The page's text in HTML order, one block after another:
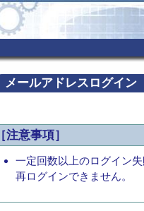
メールアドレスログイン
［注意事項］
一定回数以上のログイン
再ログインできません。